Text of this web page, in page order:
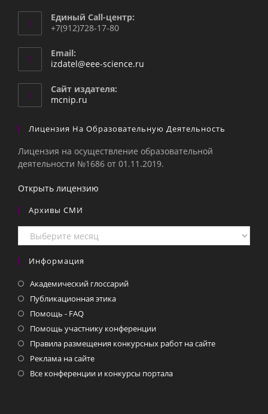
Единый Call-центр:
+7(912)728-17-80
Email:
izdatel@eee-science.ru
Сайт издателя:
mcnip.ru
Лицензия На Образовательную Деятельность
Лицензия на осуществление образовательной
деятельности №1686 от 01.11.2019.
Открыть лицензию
Архивы СМИ
Архивы
СМИ
Информация
Академический глоссарий
Публикационная этика
Помощь - FAQ
Помощь участнику конференции
Правила размещения конкурсных работ на сайте
Реклама на сайте
Все конференции и конкурсы портала